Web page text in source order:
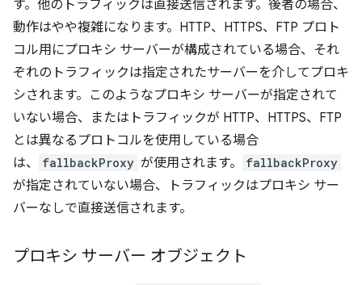
す。他のトラフィックは直接送信されます。後者の場合、
動作はやや複雑になります。HTTP、HTTPS、FTP プロト
コル用にプロキシ サーバーが構成されている場合、それ
ぞれのトラフィックは指定されたサーバーを介してプロキ
シされます。このようなプロキシ サーバーが指定されて
いない場合、またはトラフィックが HTTP、HTTPS、FTP
とは異なるプロトコルを使用している場合
は、
fallbackProxy が使用されます。 fallbackProxy
が指定されていない場合、トラフィックはプロキシ サー
バーなしで直接送信されます。
プロキシ サーバー オブジェクト